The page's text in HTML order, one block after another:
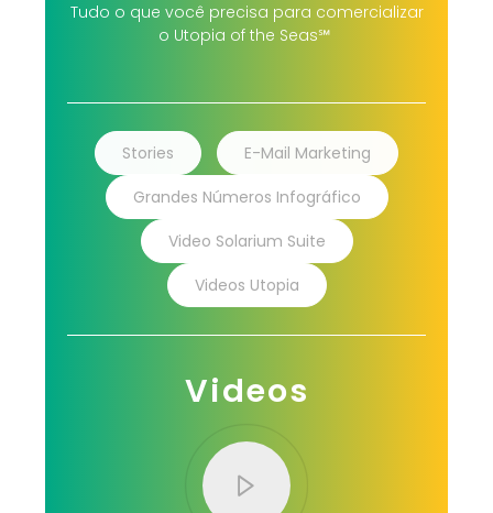
Tudo o que você precisa para comercializar
o Utopia of the Seas℠
Stories
E-Mail Marketing
Grandes Números Infográfico
Video Solarium Suite
Videos Utopia
Videos